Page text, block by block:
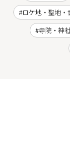
ロケ地・聖地・
寺院・神